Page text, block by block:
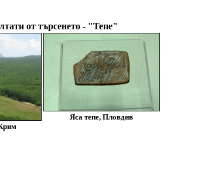
от търсенето - "Тепе"
Яса тепе, Пловдив